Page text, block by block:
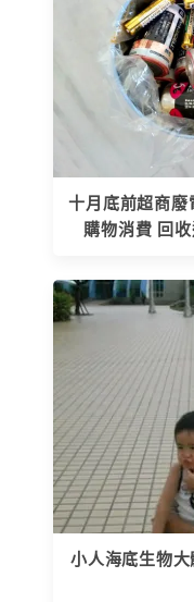
十月底前超商廢
購物消費 回
小人海底生物